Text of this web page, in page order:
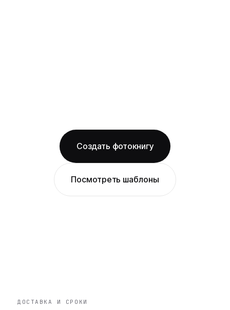
Создать фотокнигу
Посмотреть шаблоны
ДОСТАВКА И СРОКИ